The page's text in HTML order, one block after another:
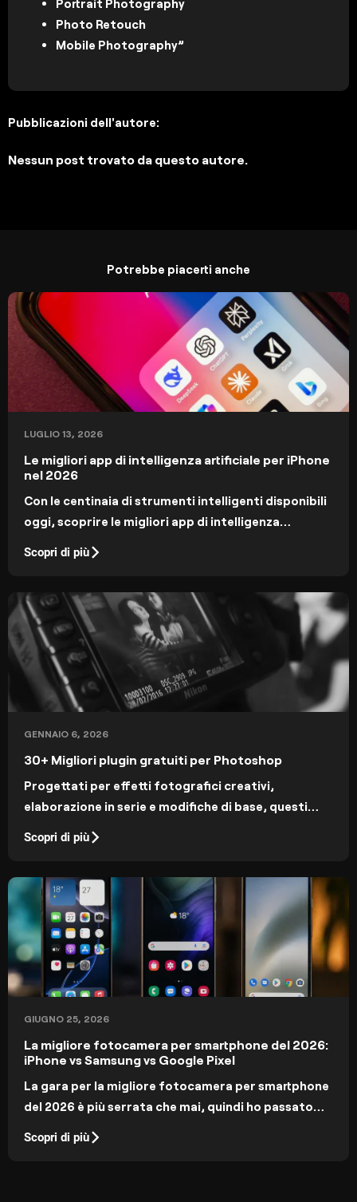
Portrait Photography
Photo Retouch
Mobile Photography”
Pubblicazioni dell'autore:
Nessun post trovato da questo autore.
Potrebbe piacerti anche
LUGLIO 13, 2026
Le migliori app di intelligenza artificiale per iPhone
nel 2026
Con le centinaia di strumenti intelligenti disponibili
oggi, scoprire le migliori app di intelligenza
migliorare il tuo flusso di lavoro e aiutarti a ottenere
Scopri di più
GENNAIO 6, 2026
30+ Migliori plugin gratuiti per Photoshop
Progettati per effetti fotografici creativi,
elaborazione in serie e modifiche di base, questi
visione artistica. Molti fotografi professionisti li
non provarci anche tu?
Scopri di più
GIUGNO 25, 2026
La migliore fotocamera per smartphone del 2026:
iPhone vs Samsung vs Google Pixel
La gara per la migliore fotocamera per smartphone
del 2026 è più serrata che mai, quindi ho passato
modelli di punta più importanti.
Scopri di più